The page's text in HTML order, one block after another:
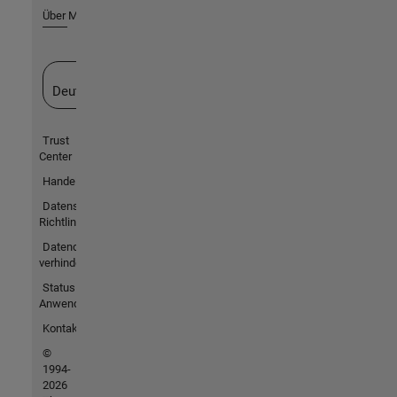
Über MathWorks
Deutschland
Trust
Center
Handelsmarken
Datenschutz-
Richtlinien
Datendiebstahl
verhindern
Status von
Anwendungen
Kontakt
©
1994-
2026